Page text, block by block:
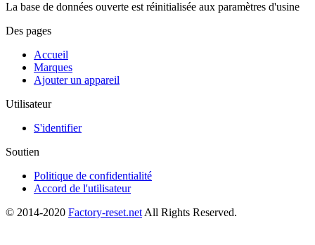
La base de données ouverte est réinitialisée aux paramètres d'usine
Des pages
Accueil
Marques
Ajouter un appareil
Utilisateur
S'identifier
Soutien
Politique de confidentialité
Accord de l'utilisateur
© 2014-2020 Factory-reset.net All Rights Reserved.